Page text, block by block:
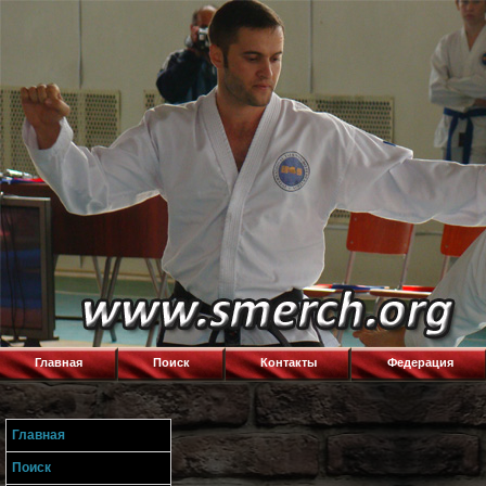
Главная Поиск Контакты Федерация
Главная
Поиск